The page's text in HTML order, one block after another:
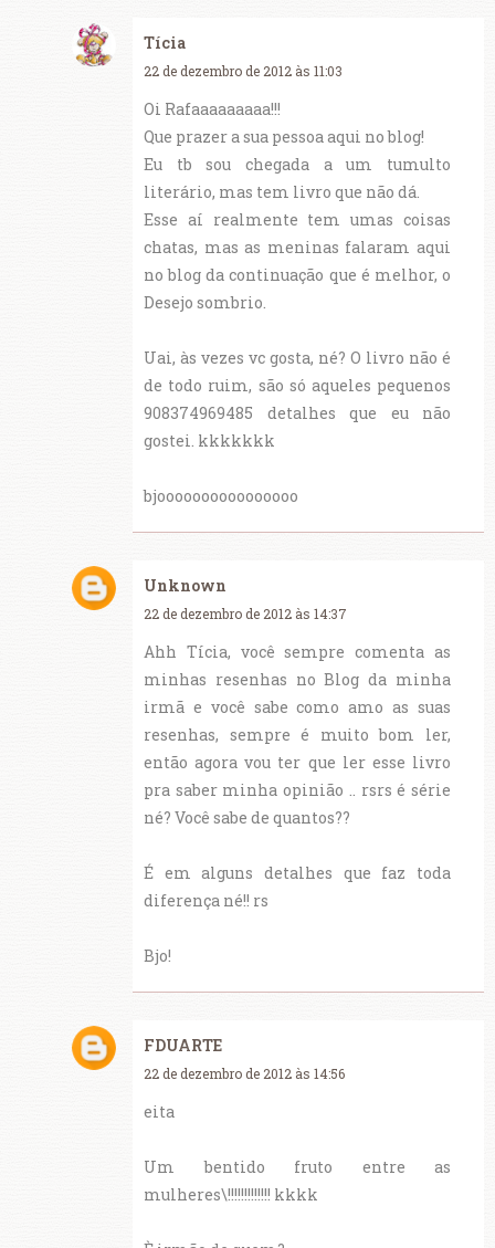
Tícia
22 de dezembro de 2012 às 11:03
Oi Rafaaaaaaaaa!!!
Que prazer a sua pessoa aqui no blog!
Eu tb sou chegada a um tumulto
literário, mas tem livro que não dá.
Esse aí realmente tem umas coisas
chatas, mas as meninas falaram aqui
no blog da continuação que é melhor, o
Desejo sombrio.
Uai, às vezes vc gosta, né? O livro não é
de todo ruim, são só aqueles pequenos
908374969485 detalhes que eu não
gostei. kkkkkkk
bjoooooooooooooooo
Unknown
22 de dezembro de 2012 às 14:37
Ahh Tícia, você sempre comenta as
minhas resenhas no Blog da minha
irmã e você sabe como amo as suas
resenhas, sempre é muito bom ler,
então agora vou ter que ler esse livro
pra saber minha opinião .. rsrs é série
né? Você sabe de quantos??
É em alguns detalhes que faz toda
diferença né!! rs
Bjo!
FDUARTE
22 de dezembro de 2012 às 14:56
eita
Um bentido fruto entre as
mulheres\!!!!!!!!!!!!! kkkk